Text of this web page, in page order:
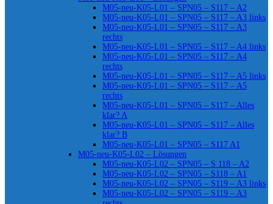
M05-neu-K05-L01 – SPN05 – S117 – A2
M05-neu-K05-L01 – SPN05 – S117 – A3 links
M05-neu-K05-L01 – SPN05 – S117 – A3
rechts
M05-neu-K05-L01 – SPN05 – S117 – A4 links
M05-neu-K05-L01 – SPN05 – S117 – A4
rechts
M05-neu-K05-L01 – SPN05 – S117 – A5 links
M05-neu-K05-L01 – SPN05 – S117 – A5
rechts
M05-neu-K05-L01 – SPN05 – S117 – Alles
klar? A
M05-neu-K05-L01 – SPN05 – S117 – Alles
klar? B
M05-neu-K05-L01 – SPN05 – S117 A1
M05-neu-K05-L02 – Lösungen
M05-neu-K05-L02 – SPN05 – S 118 – A2
M05-neu-K05-L02 – SPN05 – S118 – A1
M05-neu-K05-L02 – SPN05 – S119 – A3 links
M05-neu-K05-L02 – SPN05 – S119 – A3